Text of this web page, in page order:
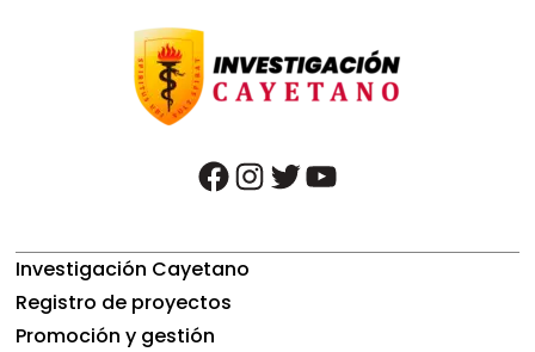
facebook instagram twitter youtube
Investigación Cayetano
Registro de proyectos
Promoción y gestión